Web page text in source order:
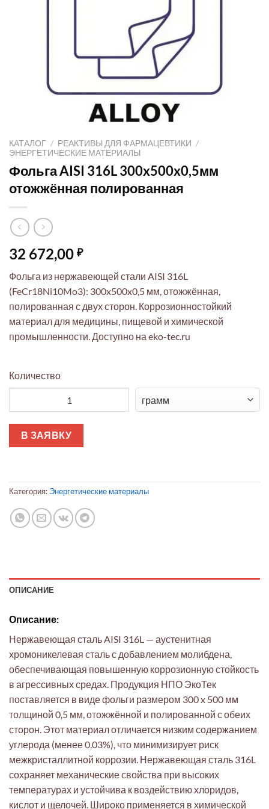
КАТАЛОГ / РЕАКТИВЫ ДЛЯ ФАРМАЦЕВТИКИ /
ЭНЕРГЕТИЧЕСКИЕ МАТЕРИАЛЫ
Фольга AISI 316L 300x500x0,5мм
отожжённая полированная
32 672,00 ₽
Фольга из нержавеющей стали AISI 316L
(FeCr18Ni10Mo3): 300x500x0,5 мм, отожжённая,
полированная с двух сторон. Коррозионностойкий
материал для медицины, пищевой и химической
промышленности. Доступно на eko-tec.ru
Количество
В ЗАЯВКУ
Категория: Энергетические материалы
ОПИСАНИЕ
Описание:
Нержавеющая сталь AISI 316L — аустенитная
хромоникелевая сталь с добавлением молибдена,
обеспечивающая повышенную коррозионную стойкость
в агрессивных средах. Продукция НПО ЭкоТек
поставляется в виде фольги размером 300 x 500 мм
толщиной 0,5 мм, отожжённой и полированной с обеих
сторон. Этот материал отличается низким содержанием
углерода (менее 0,03%), что минимизирует риск
межкристаллитной коррозии. Нержавеющая сталь 316L
сохраняет механические свойства при высоких
температурах и устойчива к воздействию хлоридов,
кислот и щелочей. Широко применяется в химической